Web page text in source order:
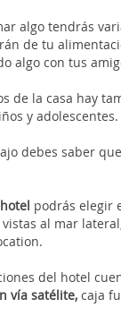
algo tendrás
de tu
algo con tus
de la casa hay
y adolescentes.
debes saber
hotel podrás elegir
al mar
del hotel
vía satélite, caja